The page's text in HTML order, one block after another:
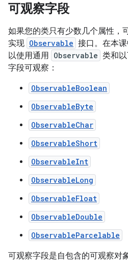
可观察字段
如果您的类只有少数几个属性，
实现 Observable 接口。在本
以使用通用 Observable 类和
字段可观察：
ObservableBoolean
ObservableByte
ObservableChar
ObservableShort
ObservableInt
ObservableLong
ObservableFloat
ObservableDouble
ObservableParcelable
可观察字段是自包含的可观察对